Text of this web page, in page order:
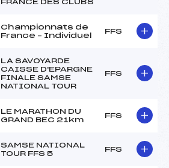
FRANCE DES CLUBS
Championnats de
France – Individuel
FFS
LA SAVOYARDE
CAISSE D'EPARGNE
FINALE SAMSE
NATIONAL TOUR
FFS
LE MARATHON DU
GRAND BEC 21km
FFS
SAMSE NATIONAL
TOUR FFS 5
FFS